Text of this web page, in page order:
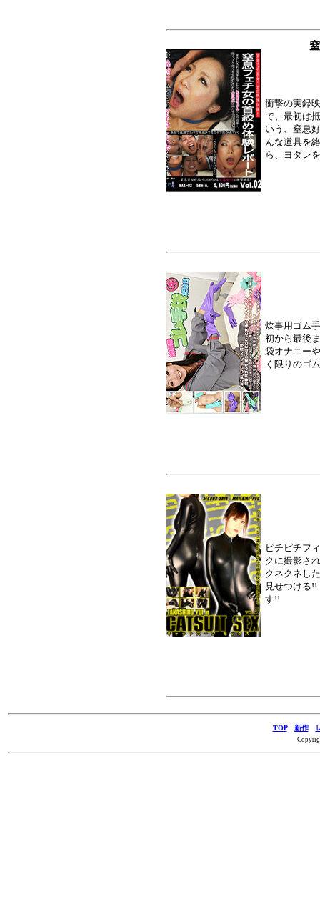
衝撃の実録
で、最初は
いう、窒息
んな道具を
ら、ヨダレ
炊事用ゴム
初から最後
袋オナニー
く限りのゴ
ピチピチフ
クに撮影さ
クネクネし
見せつける
す!!
TOP 新作